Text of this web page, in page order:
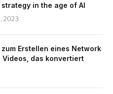
in the age of AI
2023
Erstellen eines Network
Videos, das konvertiert